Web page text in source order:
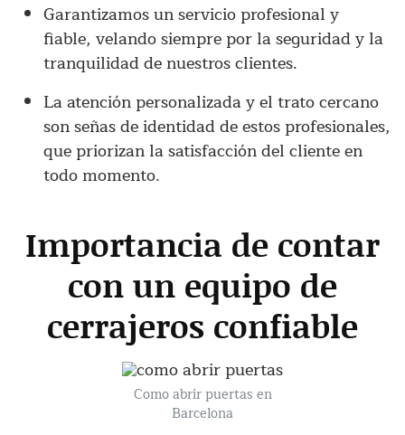
Garantizamos un servicio profesional y
fiable, velando siempre por la seguridad y la
tranquilidad de nuestros clientes.
La atención personalizada y el trato cercano
son señas de identidad de estos profesionales,
que priorizan la satisfacción del cliente en
todo momento.
Importancia de contar
con un equipo de
cerrajeros confiable
Como abrir puertas en
Barcelona